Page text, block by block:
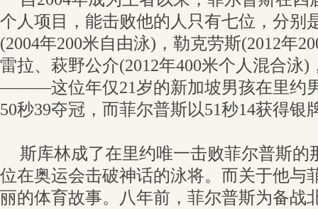
个人项目，能击败他的人只有七位，分别
(2004年200米自由泳)，勒克劳斯(2012年
雷拉、萩野公介(2012年400米个人混合泳)
———这位年仅21岁的新加坡男孩在里约
50秒39夺冠，而菲尔普斯以51秒14获得银
斯库林成了在里约唯一击败菲尔普斯的
位在奥运会击破神话的泳将。而关于他与
丽的体育故事。八年前，菲尔普斯为备战